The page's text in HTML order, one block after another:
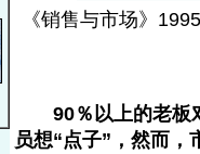
《销售与市场》
90％以上的老板
员想“点子”，然而